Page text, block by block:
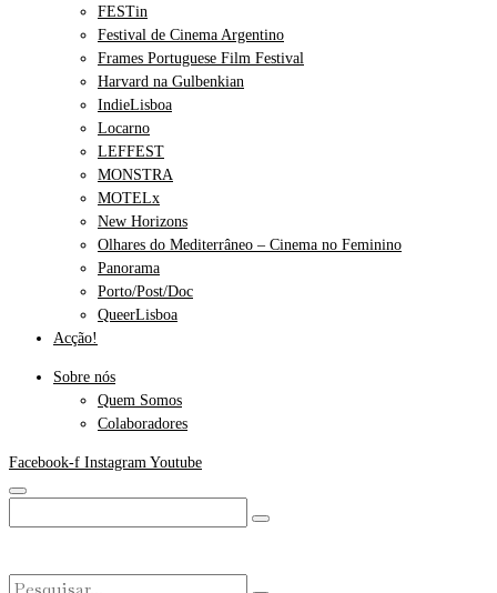
FESTin
Festival de Cinema Argentino
Frames Portuguese Film Festival
Harvard na Gulbenkian
IndieLisboa
Locarno
LEFFEST
MONSTRA
MOTELx
New Horizons
Olhares do Mediterrâneo – Cinema no Feminino
Panorama
Porto/Post/Doc
QueerLisboa
Acção!
Sobre nós
Quem Somos
Colaboradores
Facebook-f Instagram Youtube